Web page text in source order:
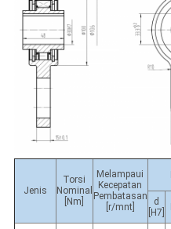
Jenis
Torsi
Nominal
[Nm]
Melampaui
Kecepatan
Pembatasan
[r/mnt]
d
[H7]